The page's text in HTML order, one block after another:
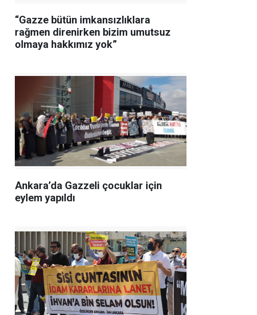
“Gazze bütün imkansızlıklara
rağmen direnirken bizim umutsuz
olmaya hakkımız yok”
Ankara’da Gazzeli çocuklar için
eylem yapıldı